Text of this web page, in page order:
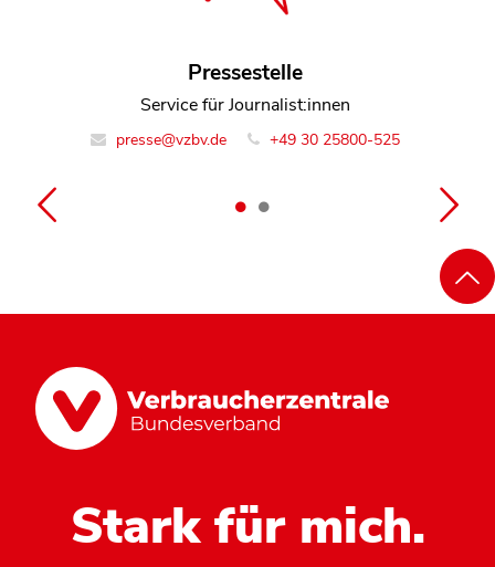
Pressestelle
Service für Journalist:innen
presse@vzbv.de +49 30 25800-525
Jana Brockfeld
Referentin Team Rechtsdurchsetzung
info@vzbv.de +49 30 25800-0
Stark für mich.